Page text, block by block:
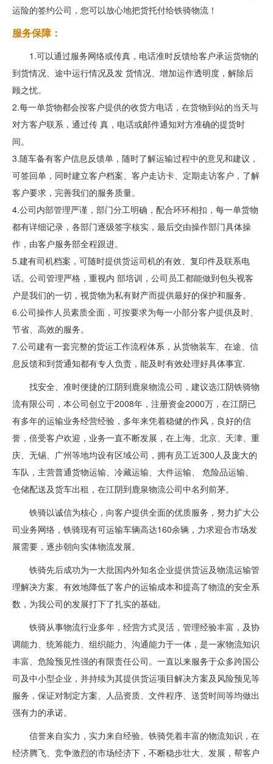
运险的签约公司，您可以放心地把货托付给铁骑物流！
服务保障：
1.可以通过服务网络或传真，电话准时反馈给客户承运货物的
到货情况、途中运行情况及发 货情况、增加运作透明度，解除后
顾之忧。
2.每一单货物都会按客户提供的收货方电话，在货物到站的当天与
对方客户联系，通过传 真，电话或邮件通知对方准确的提货时
间。
3.随车备有客户信息反馈单，随时了解运输过程中的意见和建议，
可签回单，同时建立客户档案、客户走访卡、定期走访客户，了解
客户要求，完善我们的服务质量。
4.公司内部管理严谨，部门分工明确，配合环环相扣，每一单货物
都有详细记录，各部门逐级签字核实，最后交由操作部门具体操
作，由客户服务部全程跟进。
5.建有司机档案，可随时提供货运司机的有效、复印件及联系电
话。公司管理严格，重视内 部培训，公司员工都能做到包头视客
户是我们的一切，视货物为私有财产而提供最好的保护和服务。
6.公司操作人员素质全面，可按要求为每一小部分客户提供及时、
节省、高效的服务。
7.公司建有一套完整的货运工作流程体系，从货物装车、在途、信
息反馈和到货通知都有专人负责，能及时有效处理好具体事宜.
找安全、准时便捷的江阴到鹿泉物流公司，建议选江阴铁骑物
流有限公司，本公司创立于2008年，注册资金2000万，在江阴已
有多年的运输业务经营经验，多年来凭着稳健的作风，良好的信
誉，倍受客户欢迎，业务一直不断发展，在上海、北京、天津、重
庆、无锡、广州等地均设有区域公司，拥有员工近300人及庞大的
车队，主营普通货物运输、冷藏运输、大件运输、 危险品运输、
仓储配送及货车出租，在江阴到鹿泉物流公司中名列前茅。
铁骑以诚信为核心，向客户提供全面的优质服务，努力扩大公
司业务网络，铁骑现有可运输车辆高达160余辆，力求迎合市场发
展需要，逐步朝向实体物流发展。
铁骑先后成功为一大批国内外知名企业提供货运及物流运输管
理解决方案。有效地降低了客户的运输成本和提高了物流的安全系
数，为我公司的发展打下了扎实的基础。
铁骑从事物流行业多年，经营方式灵活，管理经验丰富，及协
调能力、统筹能力、组织能力、沟通能力于一体，是一家物流知识
丰富、危险预见性强的有限责任公司。一直以来服务于众多跨国公
司及中小型企业，并持续为其提供货运项目解决方案及风险预见等
服务，保证对制定方案、人品资质、文件程序、送货时间等均做出
强有力的承诺。
信誉来自实力，实力来自经验。铁骑凭着丰富的物流知识，在
经济腾飞、竞争激烈的市场经济下，不断稳步壮大、发展，帮客户